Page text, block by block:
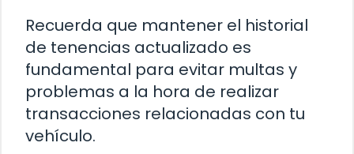
Recuerda que mantener el historial
de tenencias actualizado es
fundamental para evitar multas y
problemas a la hora de realizar
transacciones relacionadas con tu
vehículo.